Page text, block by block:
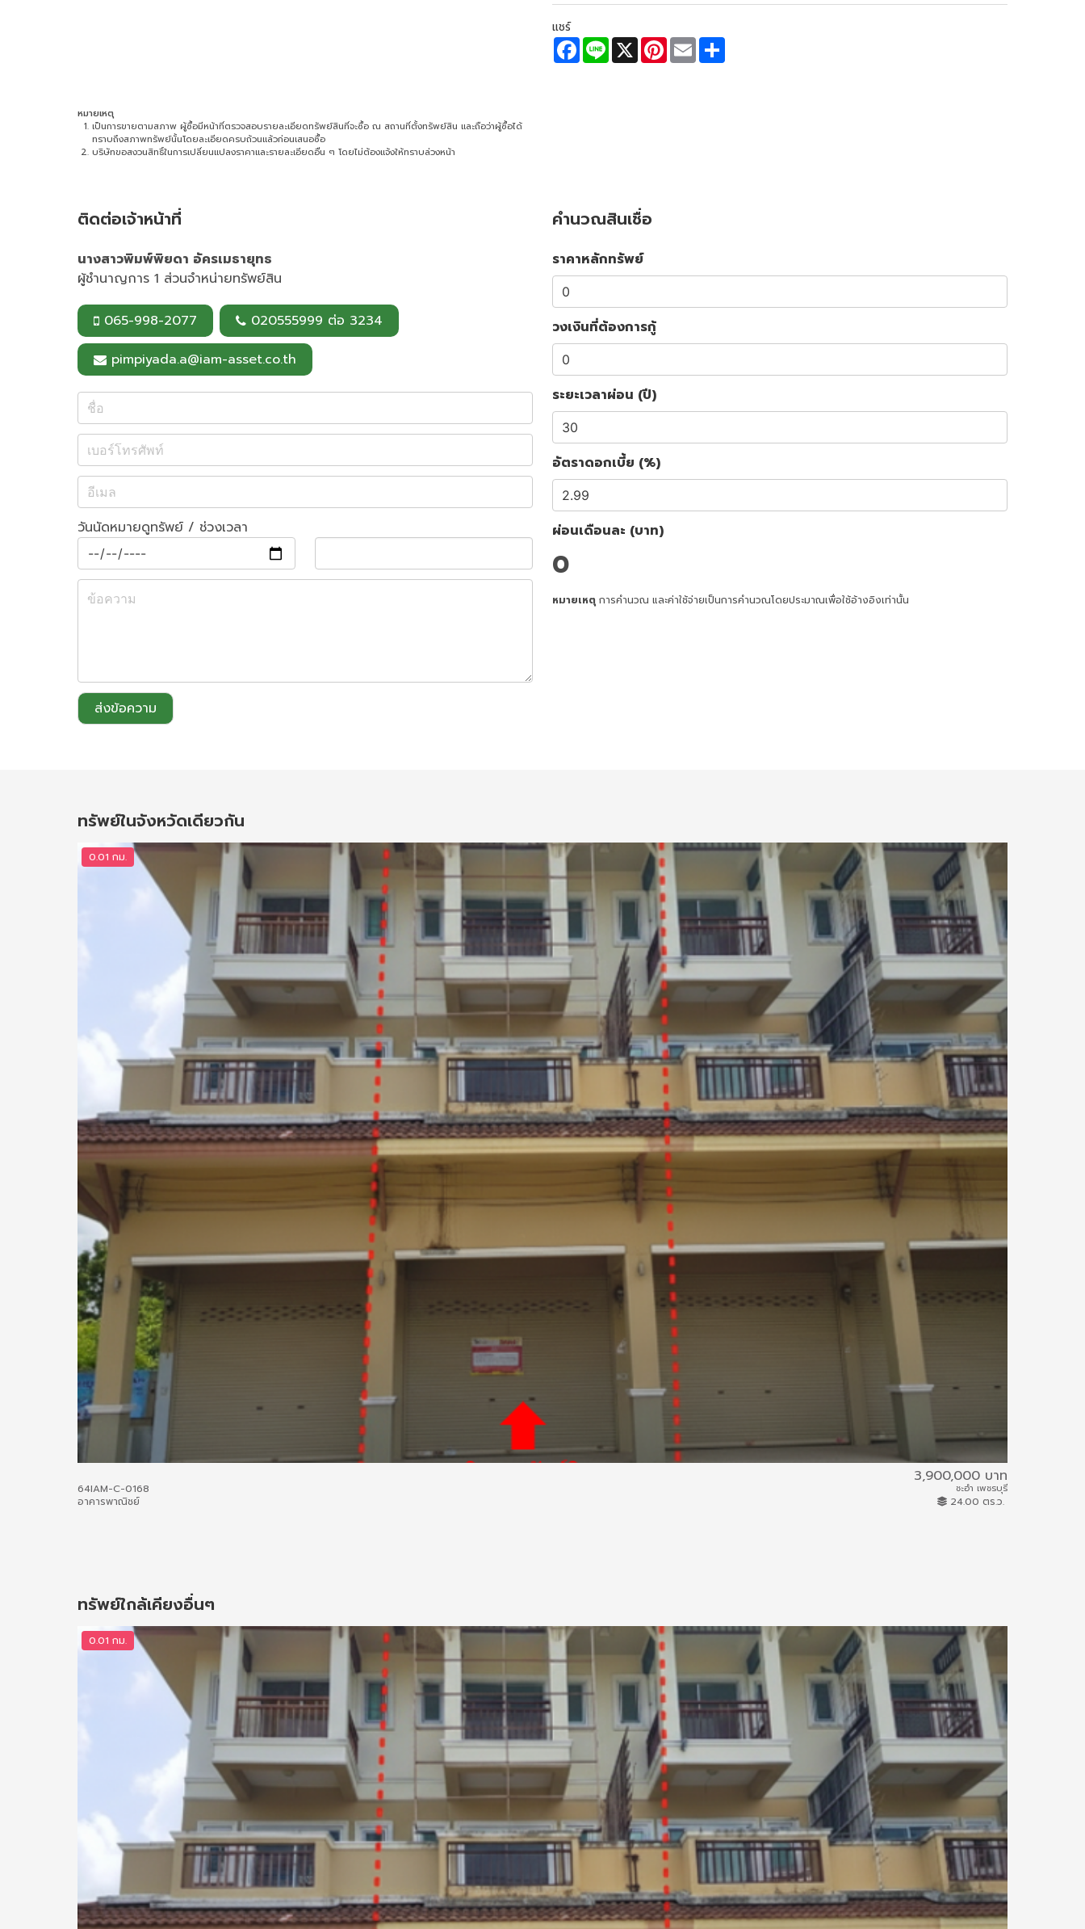
หมายเหตุ
เป็นการขายตามสภาพ ผู้ซื้อมีหน้าที่ตรวจสอบรายละเอียดทรัพย์สินที่จะซื้อ ณ สถานที่ตั้งทรัพย์สิน และถือว่าผู้ซื้อได้
ทราบถึงสภาพทรัพย์นั้นโดยละเอียดครบถ้วนแล้วก่อนเสนอซื้อ
บริษัทขอสงวนสิทธิ์ในการเปลี่ยนแปลงราคาและรายละเอียดอื่น ๆ โดยไม่ต้องแจ้งให้ทราบล่วงหน้า
แชร์
F
a
c
L
n
X P
n
E
m
a
ติดต่อเจ้าหน้าที่
นางสาวพิมพ์พิยดา อัครเมธายุทธ
ผู้ชำนาญการ 1 ส่วนจำหน่ายทรัพย์สิน
065-998-2077
020555999 ต่อ 3234
pimpiyada.a@iam-asset.co.th
วันนัดหมายดูทรัพย์ / ช่วงเวลา
ส่งข้อความ
คำนวณสินเชื่อ
ราคาหลักทรัพย์
วงเงินที่ต้องการกู้
ระยะเวลาผ่อน (ปี)
อัตราดอกเบี้ย (%)
ผ่อนเดือนละ (บาท)
0
หมายเหตุ การคำนวณ และค่าใช้จ่ายเป็นการคำนวณโดยประมาณเพื่อใช้อ้างอิงเท่านั้น
ทรัพย์ในจังหวัดเดียวกัน
0.01 กม.
3,900,000 บาท
64IAM-C-0168
อาคารพาณิชย์
ชะอำ เพชรบุรี
24.00 ตร.ว.
ทรัพย์ใกล้เคียงอื่นๆ
0.01 กม.